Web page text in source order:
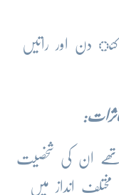
کئ دن اور راتیں
تھے ان کی شخصیت
انداز میں